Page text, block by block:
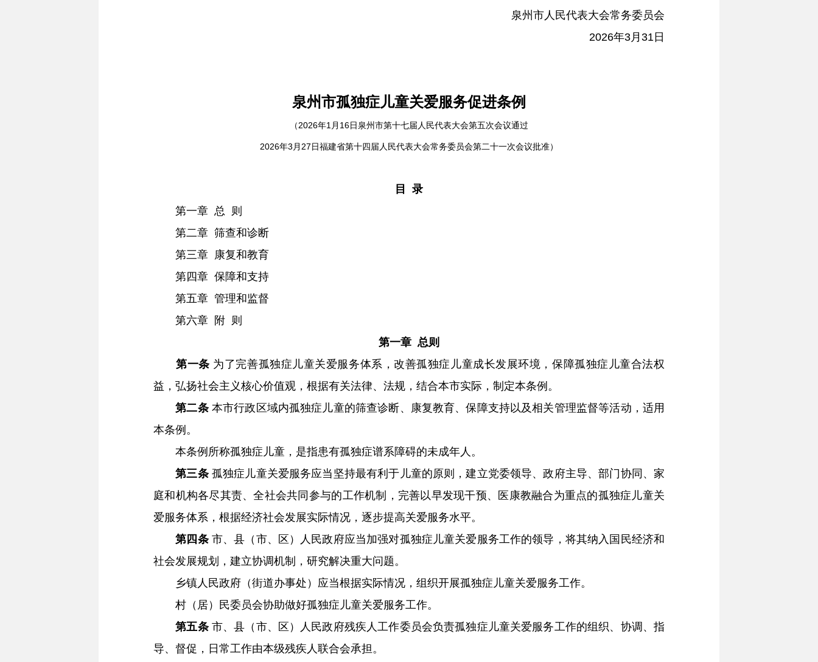
泉州市人民代表大会常务委员会
2026年3月31日
泉州市孤独症儿童关爱服务促进条例
（2026年1月16日泉州市第十七届人民代表大会第五次会议通过
2026年3月27日福建省第十四届人民代表大会常务委员会第二十一次会议批准）
目 录
第一章 总 则
第二章 筛查和诊断
第三章 康复和教育
第四章 保障和支持
第五章 管理和监督
第六章 附 则
第一章 总则
第一条 为了完善孤独症儿童关爱服务体系，改善孤独症儿童成长发展环境，保障孤独症儿童合法权
益，弘扬社会主义核心价值观，根据有关法律、法规，结合本市实际，制定本条例。
第二条本市行政区域内孤独症儿童的筛查诊断、康复教育、保障支持以及相关管理监督等活动，适用
本条例。
本条例所称孤独症儿童，是指患有孤独症谱系障碍的未成年人。
第三条孤独症儿童关爱服务应当坚持最有利于儿童的原则，建立党委领导、政府主导、部门协同、家
庭和机构各尽其责、全社会共同参与的工作机制，完善以早发现干预、医康教融合为重点的孤独症儿童关
爱服务体系，根据经济社会发展实际情况，逐步提高关爱服务水平。
第四条市、县（市、区）人民政府应当加强对孤独症儿童关爱服务工作的领导，将其纳入国民经济和
社会发展规划，建立协调机制，研究解决重大问题。
乡镇人民政府（街道办事处）应当根据实际情况，组织开展孤独症儿童关爱服务工作。
村（居）民委员会协助做好孤独症儿童关爱服务工作。
第五条市、县（市、区）人民政府残疾人工作委员会负责孤独症儿童关爱服务工作的组织、协调、指
导、督促，日常工作由本级残疾人联合会承担。